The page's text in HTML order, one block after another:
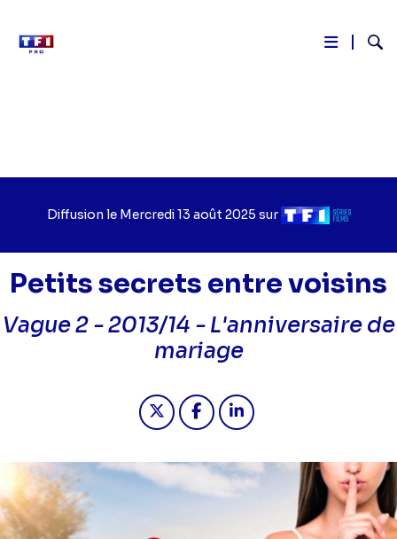
Diffusion le Jour
diffusion
Mercredi 13 août 2025 sur Chaîne
diffusion
Petits secrets entre voisins
Vague 2 - 2013/14 -L'anniversaire de
mariage
Partager "2025-08-13 10:45 -
Partager "2025-08-13